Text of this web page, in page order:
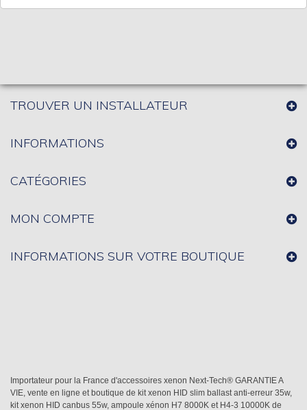
TROUVER UN INSTALLATEUR
INFORMATIONS
Importateur pour la France d'accessoires xenon Next-Tech® GARANTIE A
VIE, vente en ligne et boutique de kit xenon HID slim ballast anti-erreur 35w,
kit xenon HID canbus 55w, ampoule xénon H7 8000K et H4-3 10000K de
CATÉGORIES
MON COMPTE
INFORMATIONS SUR VOTRE BOUTIQUE